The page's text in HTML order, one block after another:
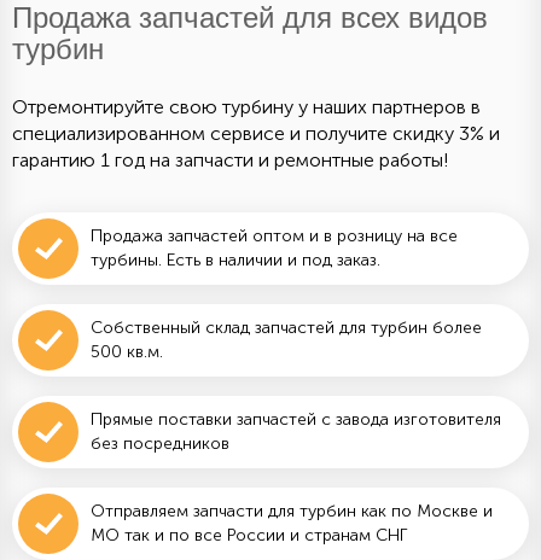
Продажа запчастей для всех видов
турбин
Отремонтируйте свою турбину у наших партнеров в
специализированном сервисе и получите скидку 3% и
гарантию 1 год на запчасти и ремонтные работы!
Продажа запчастей оптом и в розницу на все
турбины. Есть в наличии и под заказ.
Собственный склад запчастей для турбин более
500 кв.м.
Прямые поставки запчастей с завода изготовителя
без посредников
Отправляем запчасти для турбин как по Москве и
МО так и по все России и странам СНГ